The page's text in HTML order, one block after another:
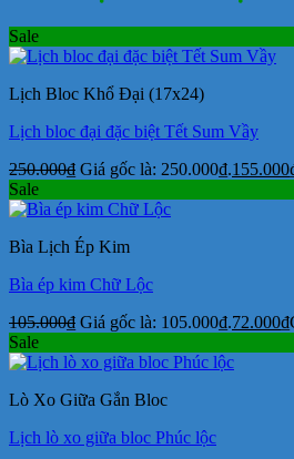
Sale
Lịch Bloc Khổ Đại (17x24)
Lịch bloc đại đặc biệt Tết Sum Vầy
250.000₫ Giá gốc là: 250.000₫.155.000
Sale
Bìa Lịch Ép Kim
Bìa ép kim Chữ Lộc
105.000₫ Giá gốc là: 105.000₫.72.000₫
Sale
Lò Xo Giữa Gắn Bloc
Lịch lò xo giữa bloc Phúc lộc